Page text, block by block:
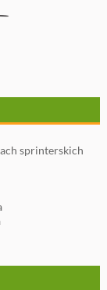
sprinterskich